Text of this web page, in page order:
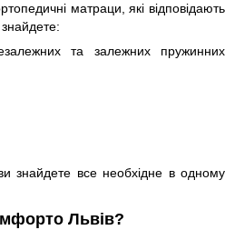
матраци, які відповідають
та залежних пружинних
знайдете все необхідне в одному
Львів?